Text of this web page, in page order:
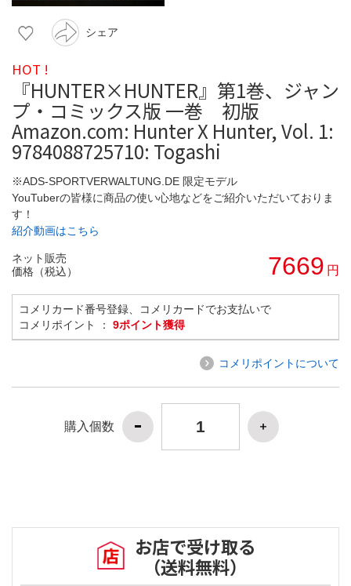
シェア
HOT !
『HUNTER×HUNTER』第1巻、ジャン
プ・コミックス版 一巻 初版
Amazon.com: Hunter X Hunter, Vol. 1:
9784088725710: Togashi
※ADS-SPORTVERWALTUNG.DE 限定モデル
YouTuberの皆様に商品の使い心地などをご紹介いただいておりま
す！
紹介動画はこちら
ネット販売
価格（税込）
7669 円
コメリカード番号登録、コメリカードでお支払いで
コメリポイント ： 9ポイント獲得
コメリポイントについて
購入個数
お店で受け取る
（送料無料）